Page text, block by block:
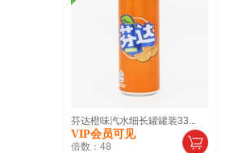
芬达橙味汽水细长罐罐装33...
VIP会员可见
倍数： 48